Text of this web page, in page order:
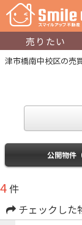
売りたい
津市橋南中校区の売
公開物件（
4件
チェックした